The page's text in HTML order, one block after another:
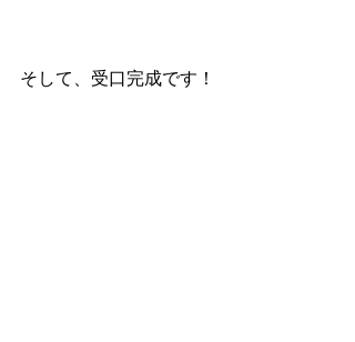
そして、受口完成です！